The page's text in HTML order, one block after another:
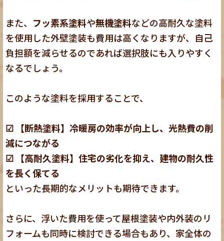
また、 フッ素系塗料や無機塗料などの高耐久な塗料
を使用した外壁塗装も費用は高くなりますが、自己
負担額を減らせるのであれば選択肢にも入りやすく
なるでしょう。
このような塗料を採用することで、
☑ 【断熱塗料】冷暖房の効率が向上し、光熱費の削
減につながる
☑ 【高耐久塗料】住宅の劣化を抑え、建物の耐久性
を長く保てる
といった長期的なメリットも期待できます。
さらに、浮いた費用を使って屋根塗装や内外装のリ
フォームも同時に検討できる場合もあり、家全体の